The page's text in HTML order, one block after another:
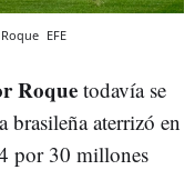
EFE
Roque todavía se
brasileña aterrizó en
por 30 millones